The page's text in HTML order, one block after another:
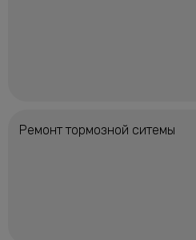
Ремонт тормозной ситемы